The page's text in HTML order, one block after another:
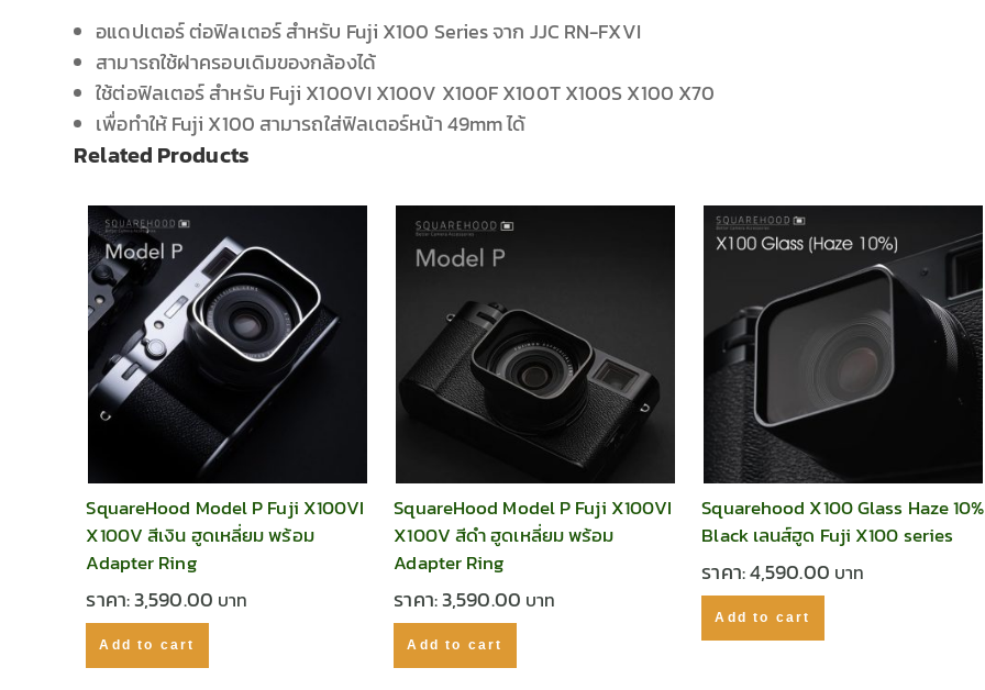
อแดปเตอร์ ต่อฟิลเตอร์ สำหรับ Fuji X100 Series จาก JJC RN-FXVI
สามารถใช้ฝาครอบเดิมของกล้องได้
ใช้ต่อฟิลเตอร์ สำหรับ Fuji X100VI X100V X100F X100T X100S X100 X70
เพื่อทำให้ Fuji X100 สามารถใส่ฟิลเตอร์หน้า 49mm ได้
Related Products
SquareHood Model P Fuji X100VI
X100V สีเงิน ฮูดเหลี่ยม พร้อม
Adapter Ring
ราคา:3,590.00
Add to cart
SquareHood Model P Fuji X100VI
X100V สีดำ ฮูดเหลี่ยม พร้อม
Adapter Ring
ราคา:3,590.00
Add to cart
Squarehood X100 Glass Haze 10%
Black เลนส์ฮูด Fuji X100 series
ราคา:4,590.00
Add to cart